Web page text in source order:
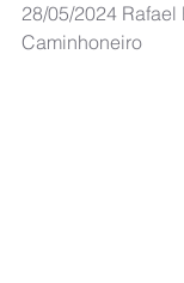
28/05/2024 Rafael
Caminhoneiro